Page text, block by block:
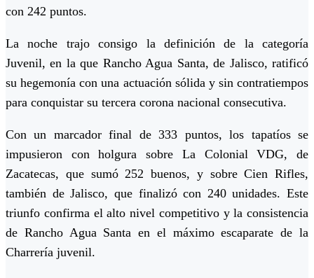
con 242 puntos.
La noche trajo consigo la definición de la categoría
Juvenil, en la que Rancho Agua Santa, de Jalisco, ratificó
su hegemonía con una actuación sólida y sin contratiempos
para conquistar su tercera corona nacional consecutiva.
Con un marcador final de333 puntos, los tapatíos se
impusieron con holgura sobre La Colonial VDG, de
Zacatecas, que sumó 252 buenos, y sobreCien Rifles,
también de Jalisco, que finalizó con 240 unidades. Este
triunfo confirma el alto nivel competitivo y la consistencia
de Rancho Agua Santa en el máximo escaparate de la
Charrería juvenil.